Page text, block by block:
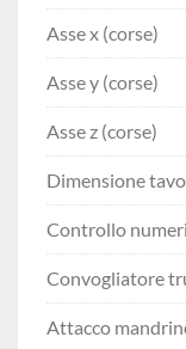
Asse x (corse)
Asse y (corse)
Asse z (corse)
Dimensione
Controllo
Convogliatore
Attacco